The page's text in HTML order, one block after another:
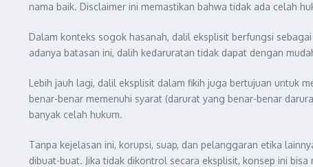
nama baik. Disclaimer ini memastikan bahwa tidak ada celah
Dalam konteks sogok hasanah, dalil eksplisit berfungsi
adanya batasan ini, dalih kedaruratan tidak dapat dengan
Lebih jauh lagi, dalil eksplisit dalam fikih juga bertujuan untuk
benar-benar memenuhi syarat (darurat yang benar-benar
banyak celah hukum.
Tanpa kejelasan ini, korupsi, suap, dan pelanggaran etika
dibuat-buat. Jika tidak dikontrol secara eksplisit, konsep ini